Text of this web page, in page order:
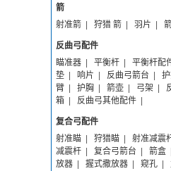
箭
射准箭
狩猎 箭 羽片
反曲弓配件
瞄准器
平衡杆 平衡杆配
垫
响片 反曲弓箭台
臂
护胸 箭壶 弓架
箱
反曲弓其他配件
复合弓配件
射准瞄
狩猎瞄 射准减震
减震杆
复合弓箭台 箭盒
放器
握式撒放器 窥孔